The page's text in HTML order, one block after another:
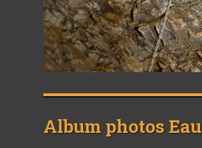
Album photosEau